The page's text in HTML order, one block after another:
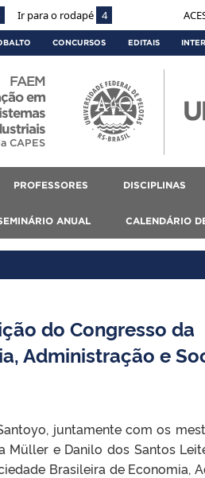
Ir para o rodapé 4
CONCURSOS EDITAIS
FAEM
em
CAPES
PROFESSORES DISCIPLINAS
ANUAL CALENDÁRIO
do Congresso da
Administração e
juntamente com os
Müller e Danilo dos Santos
Brasileira de Economia,